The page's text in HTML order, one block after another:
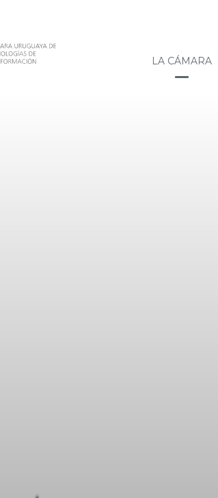
LA CÁMARA